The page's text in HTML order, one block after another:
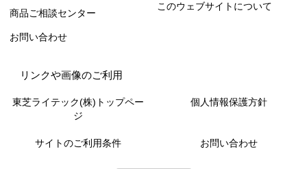
商品ご相談センター
このウェブサイトについて
お問い合わせ
リンクや画像のご利用
東芝ライテック(株)トップペー
ジ
個人情報保護方針
サイトのご利用条件 お問い合わせ